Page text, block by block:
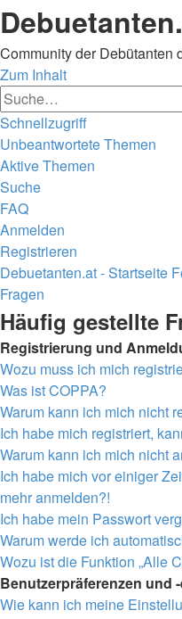
Community der Debütanten
Zum Inhalt
Schnellzugriff
Unbeantwortete Themen
Aktive Themen
Suche
FAQ
Anmelden
Registrieren
Debuetanten.at - Startseite
Fragen
Suche
Häufig gestellte
Registrierung und
Wozu muss ich mich
Was ist COPPA?
Warum kann ich mich nicht
Ich habe mich registriert,
Warum kann ich mich nicht
Ich habe mich vor einiger
mehr anmelden?!
Ich habe mein Passwort
Warum werde ich
Wozu ist die Funktion „Alle
Benutzerpräferenzen und
Wie kann ich meine